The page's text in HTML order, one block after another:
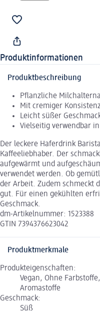
Produktinformationen
Produktbeschreibung
Pflanzliche
Mit cremiger
Leicht süßer
Vielseitig verwendbar
Der leckere Haferdrink
Kaffeeliebhaber. Der
aufgewärmt und
verwendet werden. Ob
der Arbeit. Zudem schmeckt
gut. Für einen gekühlten
Geschmack.
dm-Artikelnummer: 1523388
GTIN 7394376623042
Produktmerkmale
Produkteigenschaften:
Vegan, Ohne
Aromastoffe
Geschmack:
Süß